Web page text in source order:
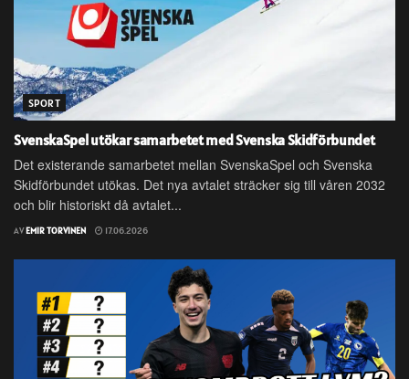
SPORT
SvenskaSpel utökar samarbetet med Svenska Skidförbundet
Det existerande samarbetet mellan SvenskaSpel och Svenska
Skidförbundet utökas. Det nya avtalet sträcker sig till våren 2032
och blir historiskt då avtalet...
AVEMIR TORVINEN 17.06.2026